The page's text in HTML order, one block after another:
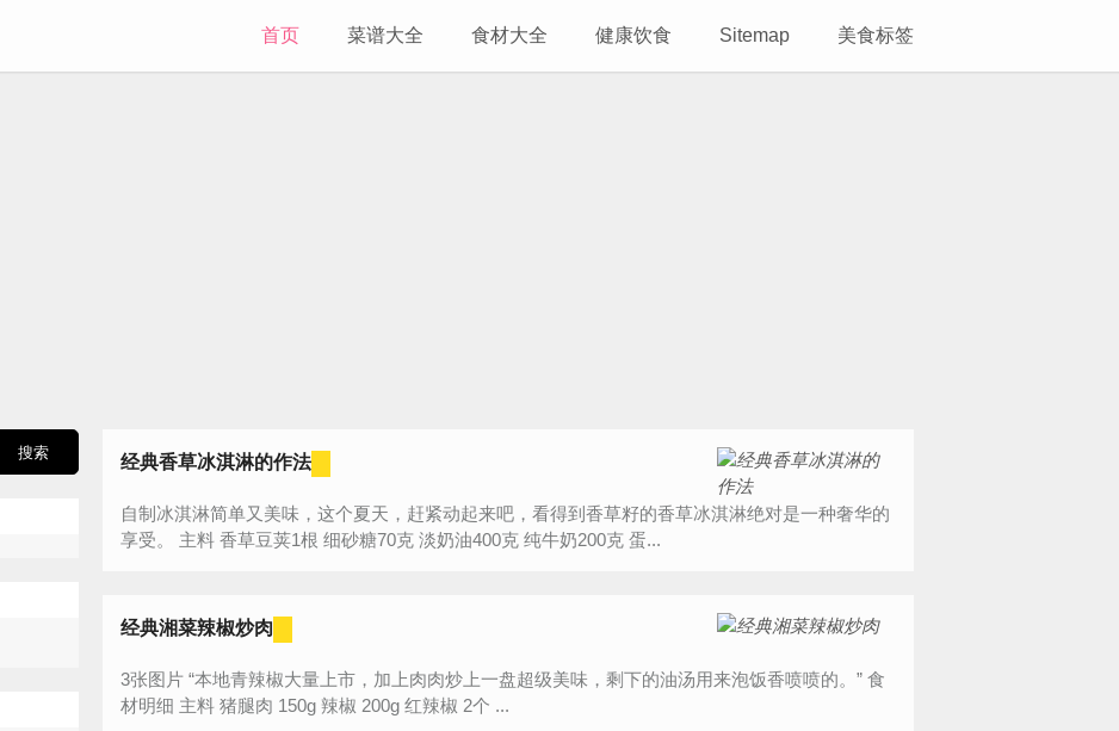
首页 菜谱大全 食材大全 健康饮食 Sitemap 美食标签
经典香草冰淇淋的作法
自制冰淇淋简单又美味，这个夏天，赶紧动起来吧，看得到香草籽的香草冰淇淋绝对是一种奢华的
享受。 主料 香草豆荚1根 细砂糖70克 淡奶油400克 纯牛奶200克 蛋...
经典湘菜辣椒炒肉
3张图片 “本地青辣椒大量上市，加上肉肉炒上一盘超级美味，剩下的油汤用来泡饭香喷喷的。” 食
材明细 主料 猪腿肉 150g 辣椒 200g 红辣椒 2个 ...